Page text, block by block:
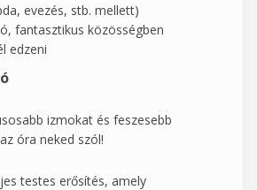
evezés, stb. mellett)
fantasztikus közösségben
edzeni
izmokat és feszesebb
óra neked szól!
testes erősítés, amely